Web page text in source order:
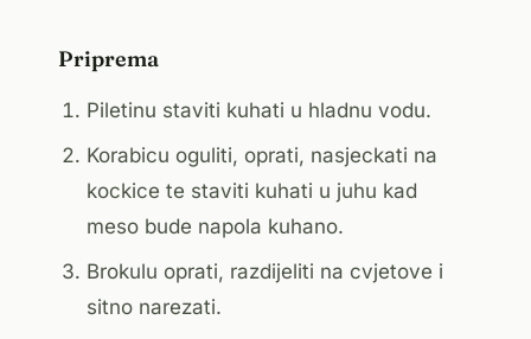
Priprema
Piletinu staviti kuhati u hladnu vodu.
Korabicu oguliti, oprati, nasjeckati na
kockice te staviti kuhati u juhu kad
meso bude napola kuhano.
Brokulu oprati, razdijeliti na cvjetove i
sitno narezati.